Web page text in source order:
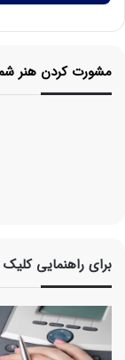
مشورت کردن هنر
برای راهنمایی کلیک